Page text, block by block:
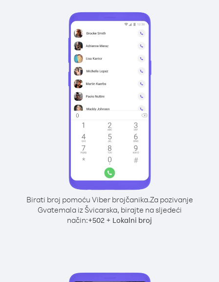
Birati broj pomoću Viber brojčanika.Za pozivanje
Gvatemala iz Švicarska, birajte na sljedeći
način:+502 + Lokalni broj